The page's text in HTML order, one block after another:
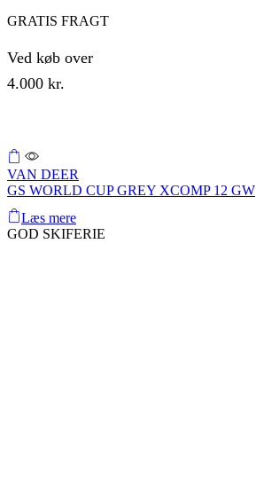
GRATIS FRAGT
Ved køb over
4.000 kr.
VAN DEER
GS WORLD CUP GREY XCOMP 12 GW
Læs mere
GOD SKIFERIE